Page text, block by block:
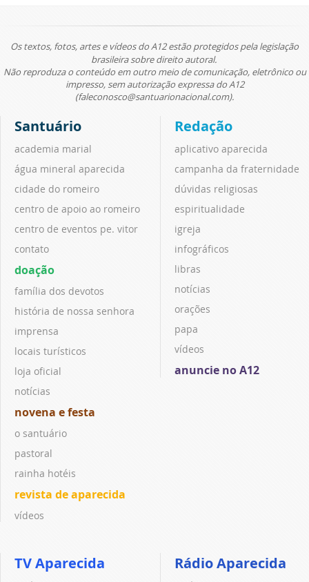
Os textos, fotos, artes e vídeos do A12 estão protegidos pela legislação
brasileira sobre direito autoral.
Não reproduza o conteúdo em outro meio de comunicação, eletrônico ou
impresso, sem autorização expressa do A12
(faleconosco@santuarionacional.com).
Santuário
academia marial
água mineral aparecida
cidade do romeiro
centro de apoio ao romeiro
centro de eventos pe. vitor
contato
doação
família dos devotos
história de nossa senhora
imprensa
locais turísticos
loja oficial
notícias
novena e festa
o santuário
pastoral
rainha hotéis
revista de aparecida
vídeos
Redação
aplicativo aparecida
campanha da fraternidade
dúvidas religiosas
espiritualidade
igreja
infográficos
libras
notícias
orações
papa
vídeos
anuncie no A12
TV Aparecida Rádio Aparecida